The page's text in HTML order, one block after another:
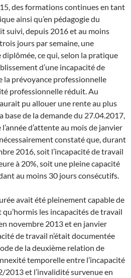
des formations continues en tant
ainsi qu’en pédagogie du
suivi, depuis 2016 et au moins
jours par semaine, une
ce qui, selon la pratique
d’une incapacité de
prévoyance professionnelle
professionnelle réduit. Au
pu allouer une rente au plus
de la demande du 27.04.2017,
d’attente au mois de janvier
constaté que, durant
2016, soit l’incapacité de travail
à 20%, soit une pleine capacité
au moins 30 jours consécutifs.
avait été pleinement capable de
les incapacités de travail
novembre 2013 et en janvier
de travail n’était documentée
de la deuxième relation de
temporelle entre l’incapacité
2013 et l’invalidité survenue en